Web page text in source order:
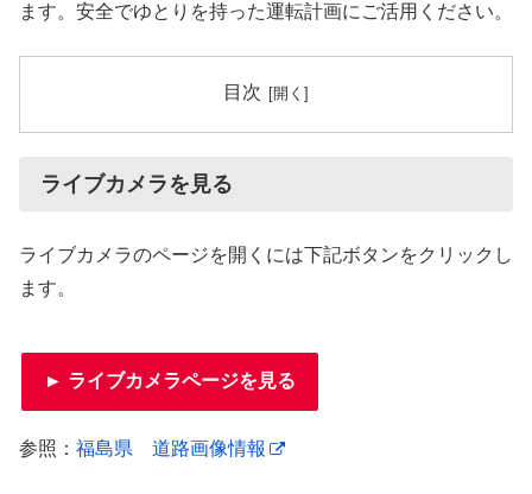
ます。安全でゆとりを持った運転計画にご活用ください。
目次
ライブカメラを見る
ライブカメラのページを開くには下記ボタンをクリックし
ます。
► ライブカメラページを見る
参照： 福島県 道路画像情報